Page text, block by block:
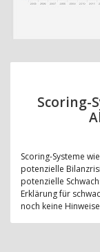
Scoring-
Scoring-Systeme
potenzielle
potenzielle
Erklärung für
noch keine